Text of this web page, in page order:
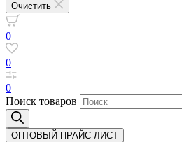
Очистить
0
0
0
Поиск товаров
ОПТОВЫЙ ПРАЙС-ЛИСТ